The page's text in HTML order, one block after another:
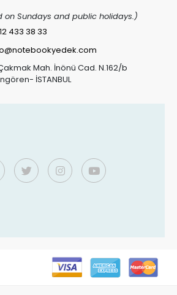
on Sundays and public holidays.)
433 38 33
Mah. İnönü Cad. N.162/b
İSTANBUL